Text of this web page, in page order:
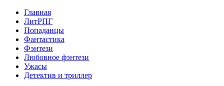
Главная
ЛитРПГ
Попаданцы
Фантастика
Фэнтези
Любовное фэнтези
Ужасы
Детектив и триллер